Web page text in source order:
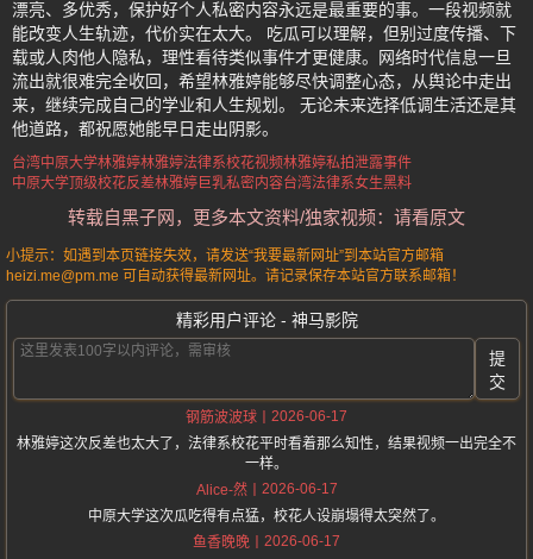
漂亮、多优秀，保护好个人私密内容永远是最重要的事。一段视频就
能改变人生轨迹，代价实在太大。 吃瓜可以理解，但别过度传播、下
载或人肉他人隐私，理性看待类似事件才更健康。网络时代信息一旦
流出就很难完全收回，希望林雅婷能够尽快调整心态，从舆论中走出
来，继续完成自己的学业和人生规划。 无论未来选择低调生活还是其
他道路，都祝愿她能早日走出阴影。
台湾中原大学林雅婷林雅婷法律系校花视频林雅婷私拍泄露事件
中原大学顶级校花反差林雅婷巨乳私密内容台湾法律系女生黑料
转载自黑子网，更多本文资料/独家视频：请看原文
小提示：如遇到本页链接失效，请发送“我要最新网址”到本站官方邮箱
heizi.me@pm.me 可自动获得最新网址。请记录保存本站官方联系邮箱！
精彩用户评论 - 神马影院
提
交
钢筋波波球
2026-06-17
林雅婷这次反差也太大了，法律系校花平时看着那么知性，结果视频一出完全不
一样。
Alice-然
2026-06-17
中原大学这次瓜吃得有点猛，校花人设崩塌得太突然了。
鱼香晚晚
2026-06-17